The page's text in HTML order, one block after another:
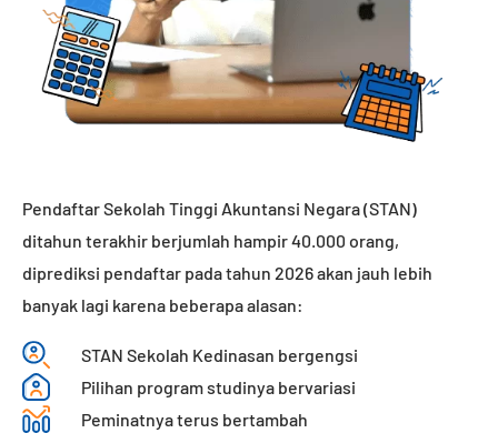
Pendaftar Sekolah Tinggi Akuntansi Negara (STAN)
ditahun terakhir berjumlah hampir 40.000 orang,
diprediksi pendaftar pada tahun 2026 akan jauh lebih
banyak lagi karena beberapa alasan:
STAN Sekolah Kedinasan bergengsi
Pilihan program studinya bervariasi
Peminatnya terus bertambah